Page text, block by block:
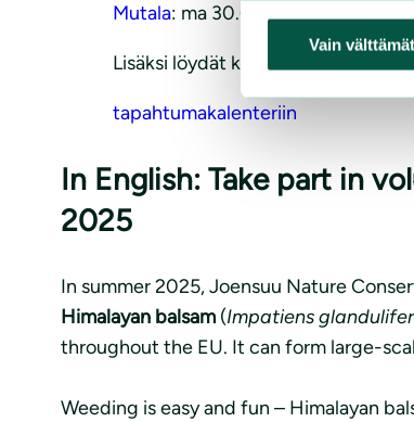
Vain
Mutala: ma 30.6., ma 21.7
Lisäksi löydät kaikki talkoot myös
tapahtumakalenteriin
In English: Take part in
2025
In summer 2025, Joensuu Nature
Himalayan balsam (Impatiens
throughout the EU. It can form large-
Weeding is easy and fun – Himalayan